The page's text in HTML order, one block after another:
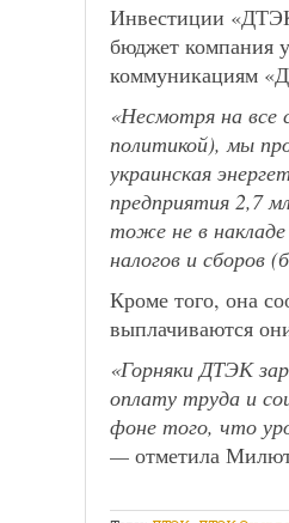
Инвестиции
бюджет компания
коммуникациям
«Несмотря на все
политикой), мы
украинская
предприятия 2,7
тоже не в
налогов и сборов
Кроме того, она
выплачиваются
«Горняки ДТЭК
оплату труда и
фоне того, что
— отметила